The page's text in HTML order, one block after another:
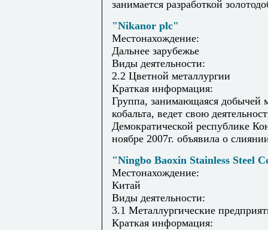
занимается разработкой
"Nikanor plc"
Местонахождение:
Дальнее зарубежье
Виды деятельности:
2.2 Цветной металлургии
Краткая информация:
Группа, занимающаяся добычей
кобальта, ведет свою
Демократической республике
ноябре 2007г. объявила о
"Ningbo Baoxin Stainless Steel
Местонахождение:
Китай
Виды деятельности:
3.1 Металлургические
Краткая информация: